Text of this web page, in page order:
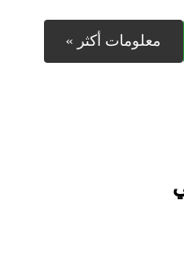
معلومات أكثر »